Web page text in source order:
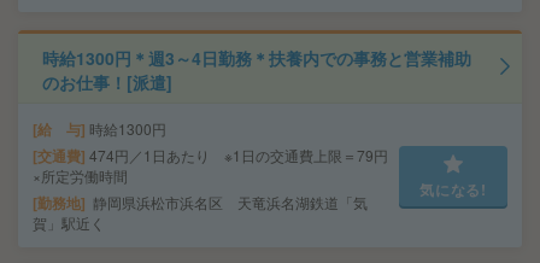
時給1300円＊週3～4日勤務＊扶養内での事務と営業補助
のお仕事！[派遣]
給 与 時給1300円
交通費 474円／1日あたり ※1日の交通費上限＝79円
×所定労働時間
勤務地
静岡県浜松市浜名区 天竜浜名湖鉄道「気
賀」駅近く
気になる!